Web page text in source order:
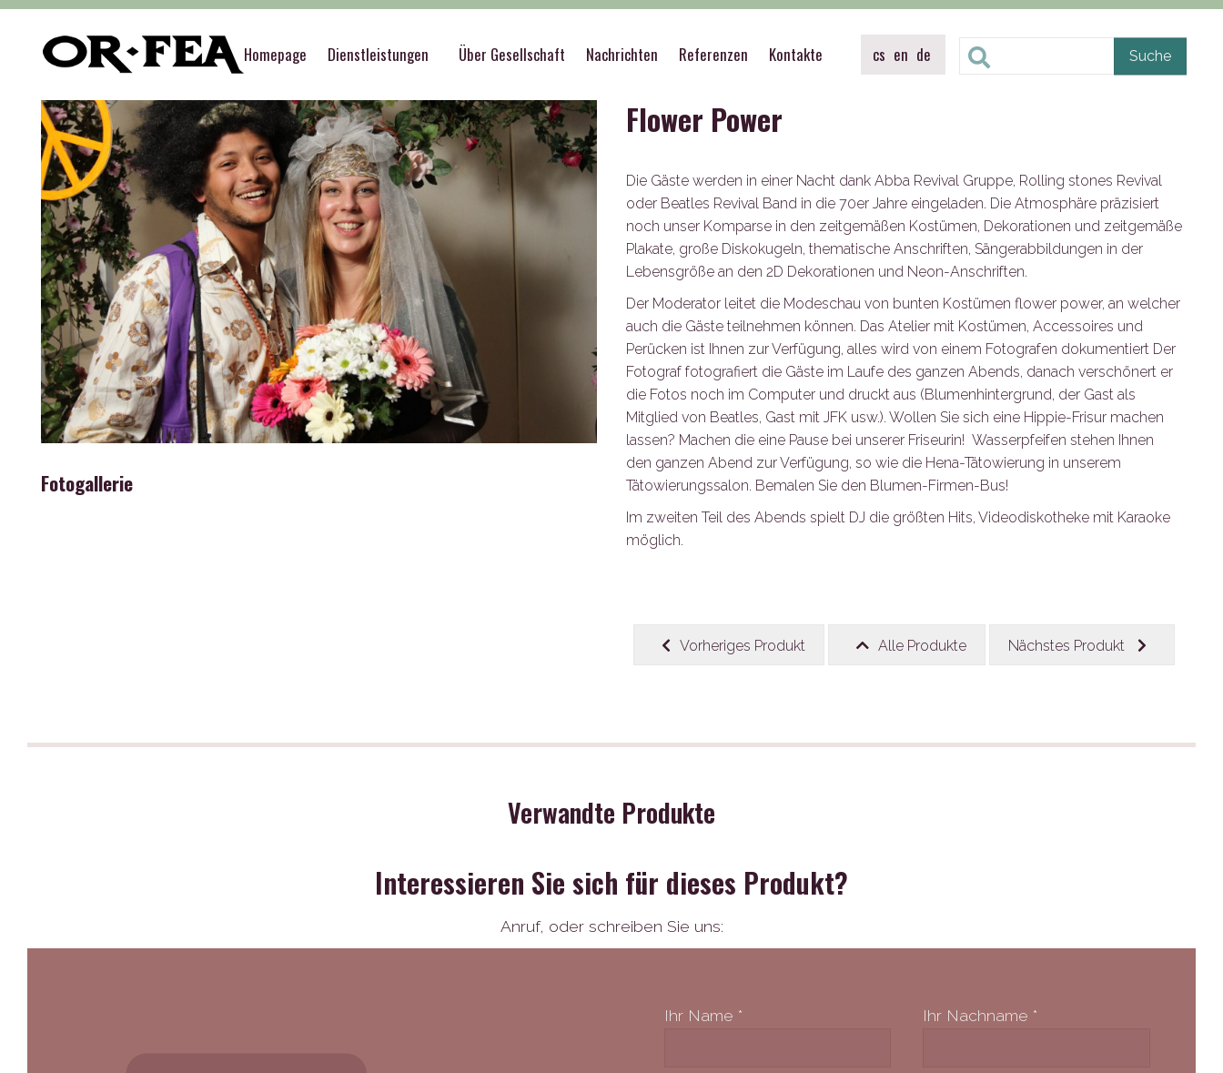
Homepage Dienstleistungen Über Gesellschaft Nachrichten Referenzen Kontakte cs en de
Fotogallerie
Flower Power
Die Gäste werden in einer Nacht dank Abba Revival Gruppe, Rolling stones Revival
oder Beatles Revival Band in die 70er Jahre eingeladen. Die Atmosphäre präzisiert
noch unser Komparse in den zeitgemäßen Kostümen, Dekorationen und zeitgemäße
Plakate, große Diskokugeln, thematische Anschriften, Sängerabbildungen in der
Lebensgröße an den 2D Dekorationen und Neon-Anschriften.
Der Moderator leitet die Modeschau von bunten Kostümen flower power, an welcher
auch die Gäste teilnehmen können. Das Atelier mit Kostümen, Accessoires und
Perücken ist Ihnen zur Verfügung, alles wird von einem Fotografen dokumentiert Der
Fotograf fotografiert die Gäste im Laufe des ganzen Abends, danach verschönert er
die Fotos noch im Computer und druckt aus (Blumenhintergrund, der Gast als
Mitglied von Beatles, Gast mit JFK usw.). Wollen Sie sich eine Hippie-Frisur machen
lassen? Machen die eine Pause bei unserer Friseurin! Wasserpfeifen stehen Ihnen
den ganzen Abend zur Verfügung, so wie die Hena-Tätowierung in unserem
Tätowierungssalon. Bemalen Sie den Blumen-Firmen-Bus!
Im zweiten Teil des Abends spielt DJ die größten Hits, Videodiskotheke mit Karaoke
möglich.
Vorheriges Produkt Alle Produkte Nächstes Produkt
Verwandte Produkte
Interessieren Sie sich für dieses Produkt?
Anruf, oder schreiben Sie uns:
Ihr Name * Ihr Nachname *